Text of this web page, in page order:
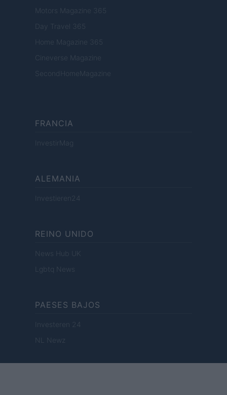
Motors Magazine 365
Day Travel 365
Home Magazine 365
Cineverse Magazine
SecondHomeMagazine
FRANCIA
InvestirMag
ALEMANIA
Investieren24
REINO UNIDO
News Hub UK
Lgbtq News
PAESES BAJOS
Investeren 24
NL Newz